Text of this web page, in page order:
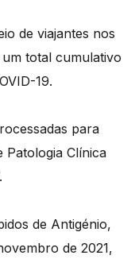
de viajantes nos
total cumulativo
19.
para
Patologia Clínica
de Antigénio,
de 2021,